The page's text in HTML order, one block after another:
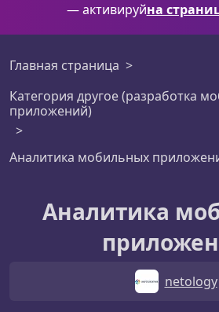
— активируйна
Главная страница
Категория другое (разработка
приложений)
Аналитика мобильных
Аналитика
netology